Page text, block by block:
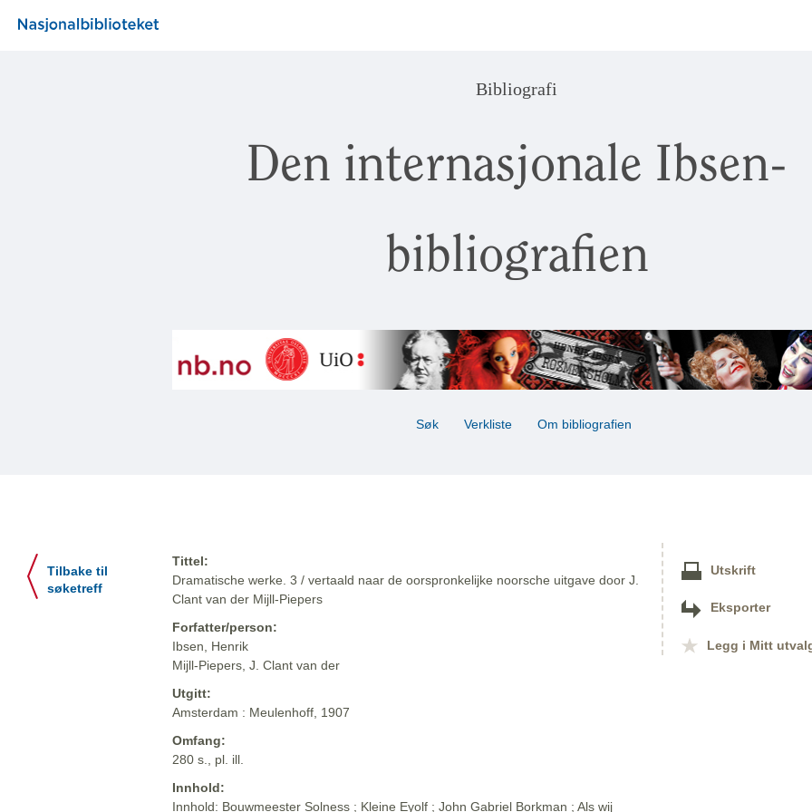
Bibliografi
Den internasjonale Ibsen-
bibliografien
Søk Verkliste Om bibliografien
Tilbake til
søketreff
Tittel:
Dramatische werke. 3 / vertaald naar de oorspronkelijke noorsche uitgave door J.
Clant van der Mijll-Piepers
Forfatter/person:
Ibsen, Henrik
Mijll-Piepers, J. Clant van der
Utgitt:
Amsterdam : Meulenhoff, 1907
Omfang:
280 s., pl. ill.
Innhold:
Innhold: Bouwmeester Solness ; Kleine Eyolf ; John Gabriel Borkman ; Als wij
Utskrift
Eksporter
Legg i Mitt